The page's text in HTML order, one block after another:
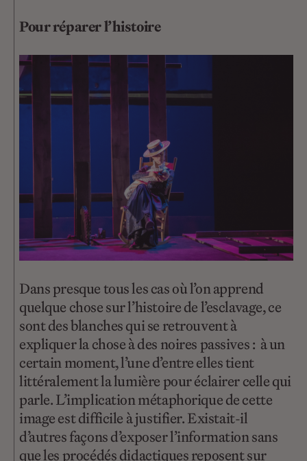
Pour réparer l’histoire
Dans presque tous les cas où l’on apprend
quelque chose sur l’histoire de l’esclavage, ce
sont des blanches qui se retrouvent à
expliquer la chose à des noires passives : à un
certain moment, l’une d’entre elles tient
littéralement la lumière pour éclairer celle qui
parle. L’implication métaphorique de cette
image est difficile à justifier. Existait-il
d’autres façons d’exposer l’information sans
que les procédés didactiques reposent sur